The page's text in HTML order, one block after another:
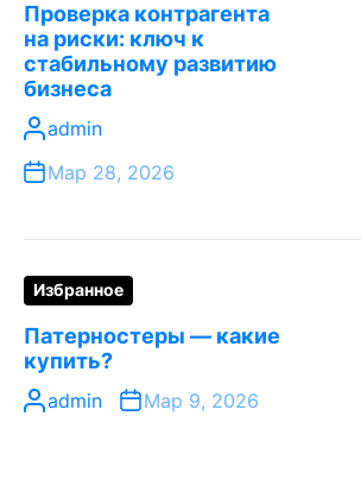
Проверка контрагента
на риски: ключ к
стабильному развитию
бизнеса
admin
Мар 28, 2026
Избранное
Патерностеры — какие
купить?
admin Мар 9, 2026